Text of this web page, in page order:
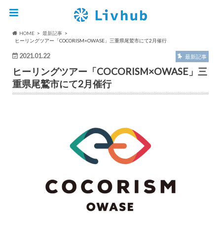
HOME
最新記事
ヒーリングツアー「COCORISM×OWASE」三重県尾鷲市にて2月催行
2021.01.22 最新記事
ヒーリングツアー「COCORISM×OWASE」三
重県尾鷲市にて2月催行